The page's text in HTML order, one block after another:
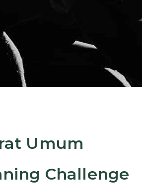
Umum
Challenge